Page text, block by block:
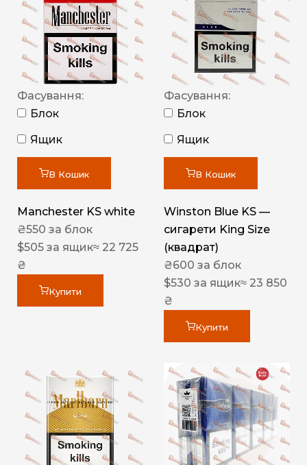
Фасування:
Блок
Ящик
В Кошик
Manchester KS white
₴550 за блок
$505 за ящик≈ 22 725
₴
Купити
Фасування:
Блок
Ящик
В Кошик
Winston Blue KS —
сигарети King Size
(квадрат)
₴600 за блок
$530 за ящик≈ 23 850
₴
Купити